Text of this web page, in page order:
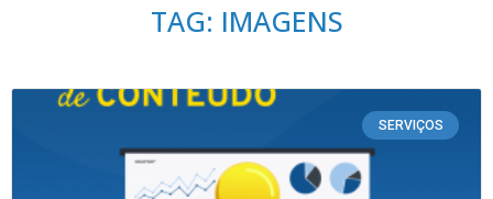
TAG: IMAGENS
SERVIÇOS